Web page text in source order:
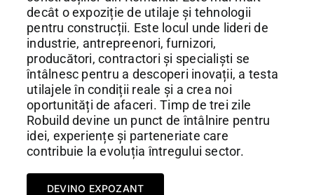
decât o expoziție de utilaje și tehnologii
pentru construcții. Este locul unde lideri de
industrie, antrepreenori, furnizori,
producători, contractori și specialiști se
întâlnesc pentru a descoperi inovații, a testa
utilajele în condiții reale și a crea noi
oportunități de afaceri. Timp de trei zile
Robuild devine un punct de întâlnire pentru
idei, experiențe și parteneriate care
contribuie la evoluția întregului sector.
DEVINO EXPOZANT